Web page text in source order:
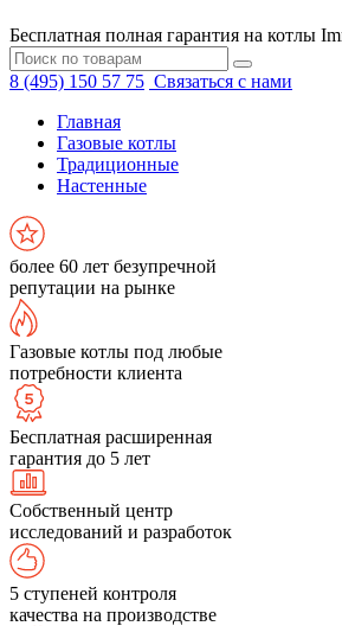
Бесплатная полная гарантия на котлы
8 (495) 150 57 75 Связаться с нами
Главная
Газовые котлы
Традиционные
Настенные
более 60 лет безупречной
репутации на рынке
Газовые котлы под любые
потребности клиента
Бесплатная расширенная
гарантия до 5 лет
Собственный центр
исследований и разработок
5 ступеней контроля
качества на производстве